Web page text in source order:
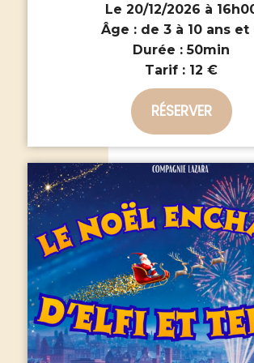
Le 20/12/2026 à
Âge : de 3 à 10 ans et
Durée : 50min
Tarif : 12 €
RÉSERVER